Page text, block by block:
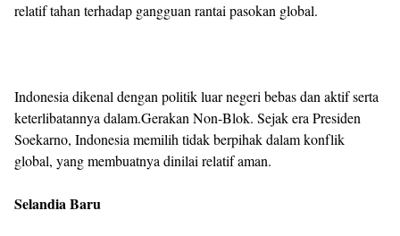
relatif tahan terhadap gangguan rantai pasokan global.
Indonesia dikenal dengan politik luar negeri bebas dan aktif serta
keterlibatannya dalam.Gerakan Non-Blok. Sejak era Presiden
Soekarno, Indonesia memilih tidak berpihak dalam konflik
global, yang membuatnya dinilai relatif aman.
Selandia Baru